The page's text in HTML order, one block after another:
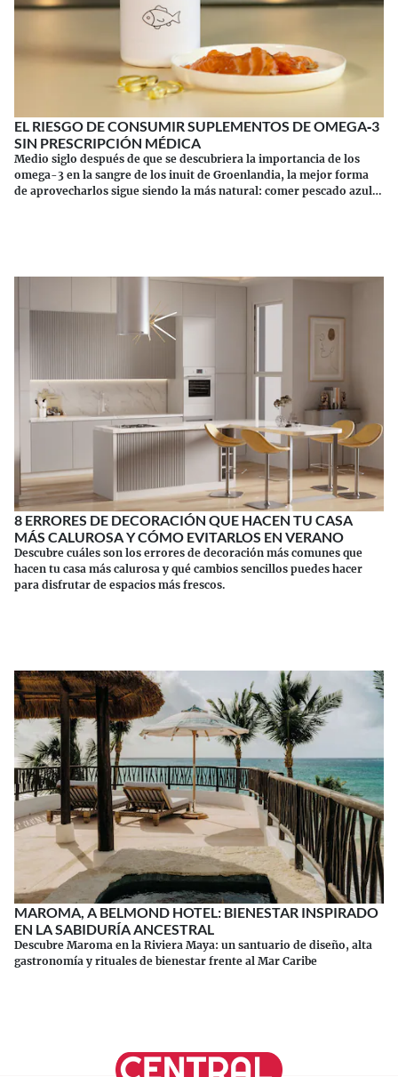
EL RIESGO DE CONSUMIR SUPLEMENTOS DE OMEGA‑3
SIN PRESCRIPCIÓN MÉDICA
Medio siglo después de que se descubriera la importancia de los
omega-3 en la sangre de los inuit de Groenlandia, la mejor forma
de aprovecharlos sigue siendo la más natural: comer pescado azul.
8 ERRORES DE DECORACIÓN QUE HACEN TU CASA
MÁS CALUROSA Y CÓMO EVITARLOS EN VERANO
Descubre cuáles son los errores de decoración más comunes que
hacen tu casa más calurosa y qué cambios sencillos puedes hacer
para disfrutar de espacios más frescos.
MAROMA, A BELMOND HOTEL: BIENESTAR INSPIRADO
EN LA SABIDURÍA ANCESTRAL
Descubre Maroma en la Riviera Maya: un santuario de diseño, alta
gastronomía y rituales de bienestar frente al Mar Caribe